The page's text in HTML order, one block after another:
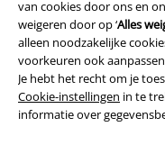
van cookies door ons en
weigeren door op ‘Alles
alleen noodzakelijke
voorkeuren ook
Je hebt het recht om je
Cookie-instellingen in te
informatie over